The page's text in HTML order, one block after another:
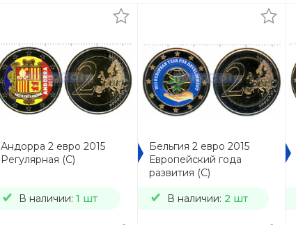
Андорра 2 евро 2015
Регулярная (C)
В наличии: 1 шт
Бельгия 2 евро 2015
Европейский года
развития (C)
В наличии: 2 шт